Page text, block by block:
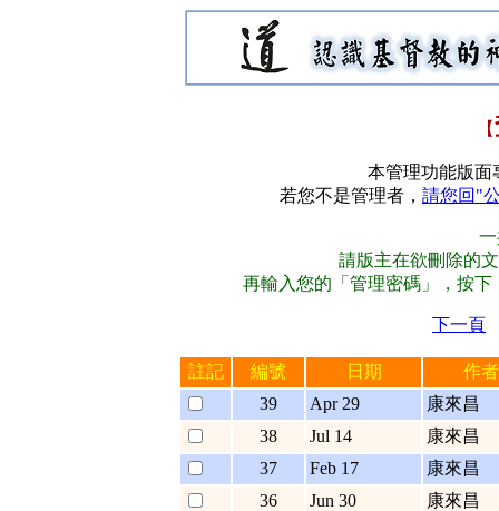
【
本管理功能版面
若您不是管理者， 請您回"
請版主在欲刪除的
再輸入您的「管理密碼」，按
下一頁
註記 編號 日期
作者
39
Apr 29
康來昌
38
Jul 14
康來昌
37
Feb 17
康來昌
36
Jun 30
康來昌